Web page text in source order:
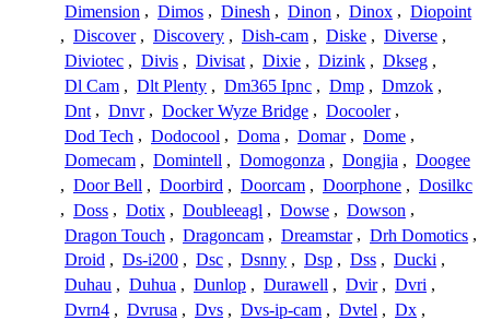
Dimension , Dimos , Dinesh , Dinon , Dinox , Diopoint
, Discover , Discovery , Dish-cam , Diske , Diverse ,
Diviotec , Divis , Divisat , Dixie , Dizink , Dkseg ,
Dl Cam , Dlt Plenty , Dm365 Ipnc , Dmp , Dmzok ,
Dnt , Dnvr , Docker Wyze Bridge , Docooler ,
Dod Tech , Dodocool , Doma , Domar , Dome ,
Domecam , Domintell , Domogonza , Dongjia , Doogee
, Door Bell , Doorbird , Doorcam , Doorphone , Dosilkc
, Doss , Dotix , Doubleeagl , Dowse , Dowson ,
Dragon Touch , Dragoncam , Dreamstar , Drh Domotics ,
Droid , Ds-i200 , Dsc , Dsnny , Dsp , Dss , Ducki ,
Duhau , Duhua , Dunlop , Durawell , Dvir , Dvri ,
Dvrn4 , Dvrusa , Dvs , Dvs-ip-cam , Dvtel , Dx ,